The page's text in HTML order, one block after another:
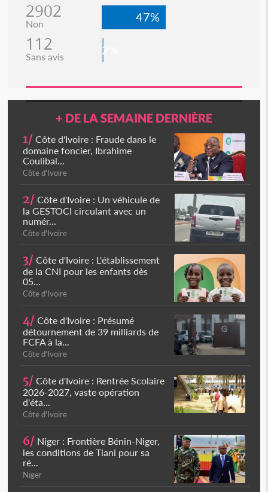
2902
Non 47%
112
Sans avis 2%
+ DE LA SEMAINE DERNIÈRE
1/ Côte d'Ivoire : Fraude dans le
domaine foncier, Ibrahime
Coulibal...
Côte d'Ivoire
2/ Côte d'Ivoire : Un véhicule de
la GESTOCI circulant avec un
numér...
Côte d'Ivoire
3/ Côte d'Ivoire : L'établissement
de la CNI pour les enfants dès
05...
Côte d'Ivoire
4/ Côte d'Ivoire : Présumé
détournement de 39 milliards de
FCFA à la...
Côte d'Ivoire
5/ Côte d'Ivoire : Rentrée Scolaire
2026-2027, vaste opération
d'éta...
Côte d'Ivoire
6/ Niger : Frontière Bénin-Niger,
les conditions de Tiani pour sa
ré...
Niger